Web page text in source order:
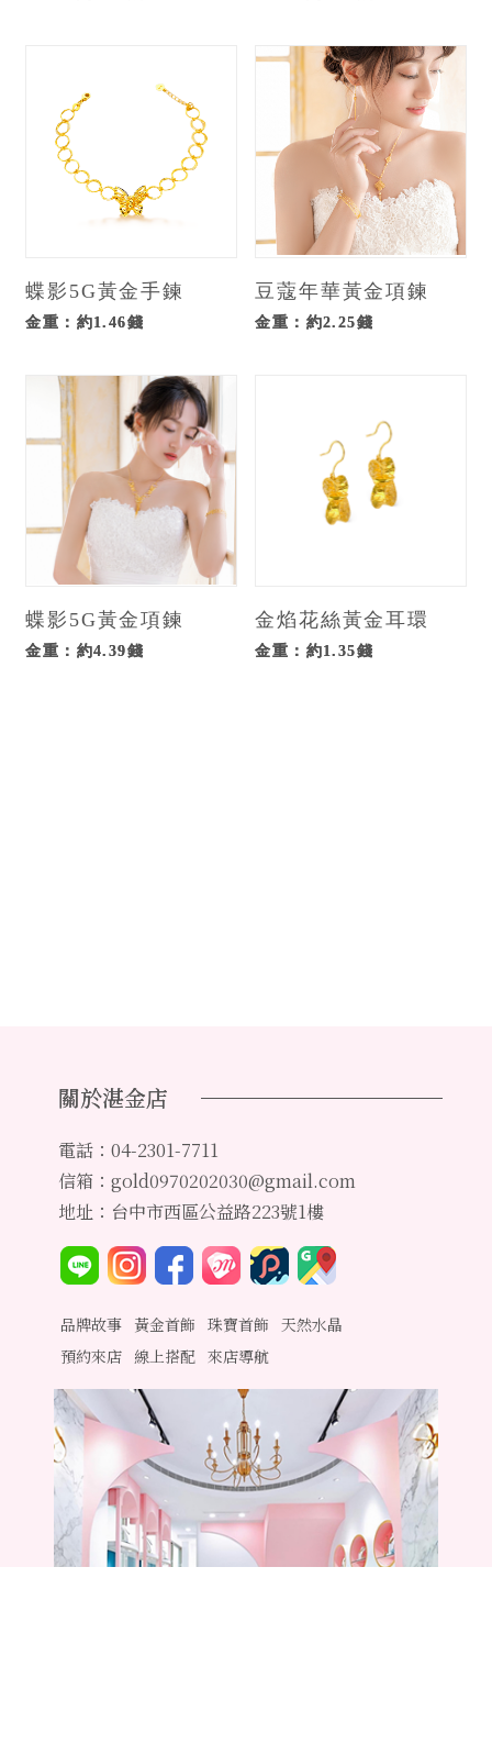
蝶影5G黃金手鍊
金重：約1.46錢
豆蔻年華黃金項鍊
金重：約2.25錢
蝶影5G黃金項鍊
金重：約4.39錢
金焰花絲黃金耳環
金重：約1.35錢
關於湛金店
電話：04-2301-7711
信箱：gold0970202030@gmail.com
地址：台中市西區公益路223號1樓
品牌故事 黃金首飾 珠寶首飾 天然水晶
預約來店
線上搭配 來店導航